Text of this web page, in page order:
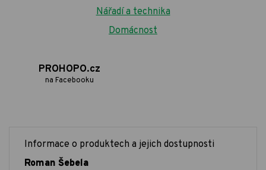
Nářadí a technika
Domácnost
PROHOPO.cz
na Facebooku
Informace o produktech a jejich dostupnosti
Roman Šebela